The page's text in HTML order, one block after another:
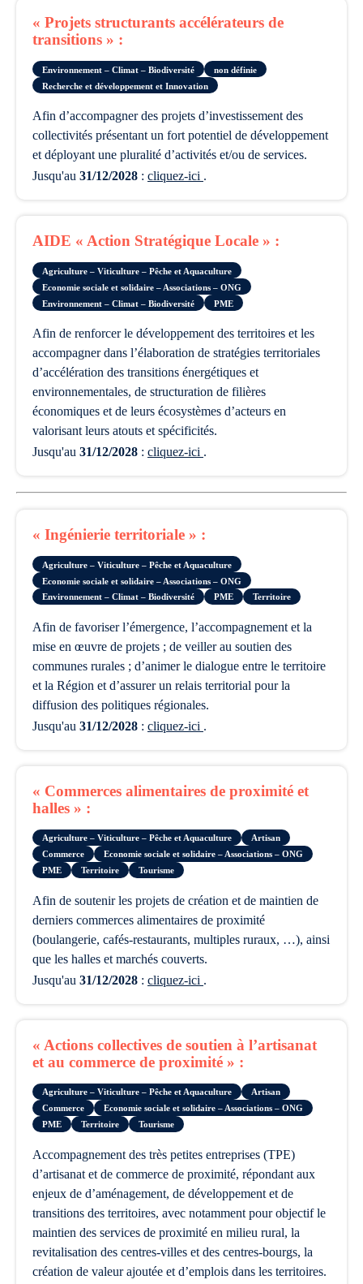
« Projets structurants accélérateurs de
transitions » :
Environnement – Climat – Biodiversité
non définie
Recherche et développement et Innovation
afin d’accompagner des projets d’investissement des
collectivités présentant un fort potentiel de développement
et déployant une pluralité d’activités et/ou de services.
Jusqu'au 31/12/2028 : cliquez-ici .
AIDE « Action Stratégique Locale » :
Agriculture – Viticulture – Pêche et Aquaculture
Economie sociale et solidaire – Associations – ONG
Environnement – Climat – Biodiversité
PME
afin de renforcer le développement des territoires et les
accompagner dans l’élaboration de stratégies territoriales
d’accélération des transitions énergétiques et
environnementales, de structuration de filières
économiques et de leurs écosystèmes d’acteurs en
valorisant leurs atouts et spécificités.
Jusqu'au 31/12/2028 : cliquez-ici .
« Ingénierie territoriale » :
Agriculture – Viticulture – Pêche et Aquaculture
Economie sociale et solidaire – Associations – ONG
Environnement – Climat – Biodiversité
PME Territoire
afin de favoriser l’émergence, l’accompagnement et la
mise en œuvre de projets ; de veiller au soutien des
communes rurales ; d’animer le dialogue entre le territoire
et la Région et d’assurer un relais territorial pour la
diffusion des politiques régionales.
Jusqu'au 31/12/2028 : cliquez-ici .
« Commerces alimentaires de proximité et
halles » :
Agriculture – Viticulture – Pêche et Aquaculture
Artisan
Commerce
Economie sociale et solidaire – Associations – ONG
PME
Territoire Tourisme
afin de soutenir les projets de création et de maintien de
derniers commerces alimentaires de proximité
(boulangerie, cafés-restaurants, multiples ruraux, …), ainsi
que les halles et marchés couverts.
Jusqu'au 31/12/2028 : cliquez-ici .
« Actions collectives de soutien à l’artisanat
et au commerce de proximité » :
Agriculture – Viticulture – Pêche et Aquaculture
Artisan
Commerce
Economie sociale et solidaire – Associations – ONG
PME
Territoire Tourisme
accompagnement des très petites entreprises (TPE)
d’artisanat et de commerce de proximité, répondant aux
enjeux de d’aménagement, de développement et de
transitions des territoires, avec notamment pour objectif le
maintien des services de proximité en milieu rural, la
revitalisation des centres-villes et des centres-bourgs, la
création de valeur ajoutée et d’emplois dans les territoires.